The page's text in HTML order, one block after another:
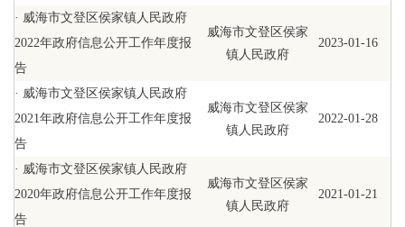
· 威海市文登区侯家镇人民政府
2022年政府信息公开工作年度报
告
威海市文登区侯家
镇人民政府
2023-01-16
· 威海市文登区侯家镇人民政府
2021年政府信息公开工作年度报
告
威海市文登区侯家
镇人民政府
2022-01-28
· 威海市文登区侯家镇人民政府
2020年政府信息公开工作年度报
告
威海市文登区侯家
镇人民政府
2021-01-21